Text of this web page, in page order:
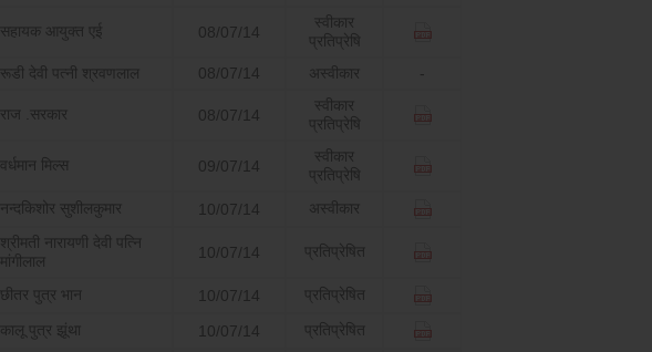
सहायक आयुक्त एई 08/07/14
स्वीकार
प्रतिप्रेषि
रूडी देवी पत्नी श्रवणलाल 08/07/14 अस्वीकार -
राज .सरकार 08/07/14
स्वीकार
प्रतिप्रेषि
वर्धमान मिल्स 09/07/14
स्वीकार
प्रतिप्रेषि
नन्दकिशोर सुशीलकुमार 10/07/14 अस्वीकार
श्रीमती नारायणी देवी पत्नि
मांगीलाल
10/07/14 प्रतिप्रेषित
छीतर पुत्र भान 10/07/14 प्रतिप्रेषित
कालू पुत्र झूंथा 10/07/14 प्रतिप्रेषित